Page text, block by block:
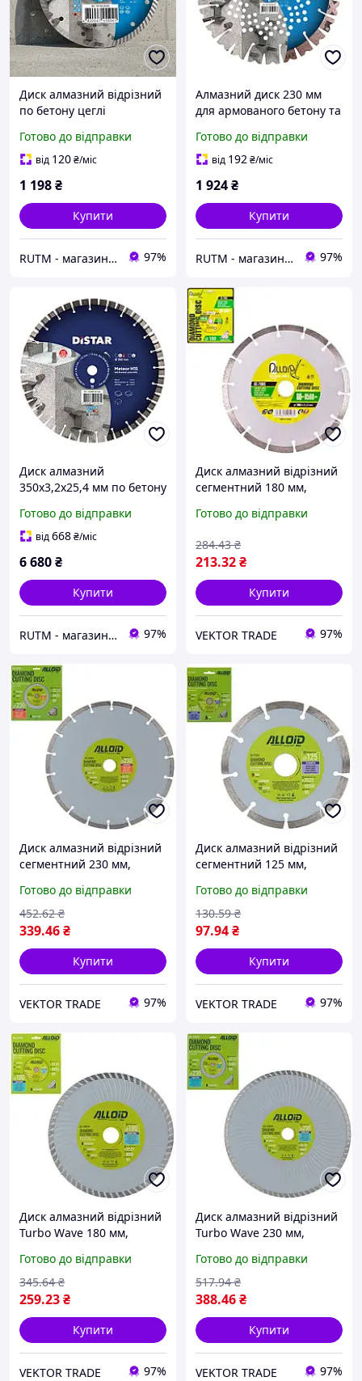
Диск алмазний відрізний
по бетону цеглі
Extra 180х2,4х22,23 Distar
Готово до відправки
від 120₴/міс
1 198₴
Купити
RUTM - магазин якісних інструментів та обладнання 97%
Алмазний диск 230 мм
для армованого бетону та
(14315530017)
Готово до відправки
від 192₴/міс
1 924₴
Купити
RUTM - магазин якісних інструментів та обладнання 97%
Диск алмазний
350х3,2х25,4 мм по бетону
1A1RSS 350 Meteor H15
Готово до відправки
від668₴/міс
6 680₴
Купити
RUTM - магазин якісних інструментів та обладнання 97%
Диск алмазний відрізний
сегментний 180 мм,
Готово до відправки
213.32₴
284.43 ₴
Купити
VEKTOR TRADE 97%
Диск алмазний відрізний
сегментний 230 мм,
Готово до відправки
339.46₴
452.62 ₴
Купити
VEKTOR TRADE 97%
Диск алмазний відрізний
сегментний 125 мм,
Готово до відправки
97.94₴
130.59 ₴
Купити
VEKTOR TRADE 97%
Диск алмазний відрізний
Turbo Wave 180 мм,
Готово до відправки
259.23₴
345.64 ₴
Купити
VEKTOR TRADE 97%
Диск алмазний відрізний
Turbo Wave 230 мм,
Готово до відправки
388.46₴
517.94 ₴
Купити
VEKTOR TRADE 97%